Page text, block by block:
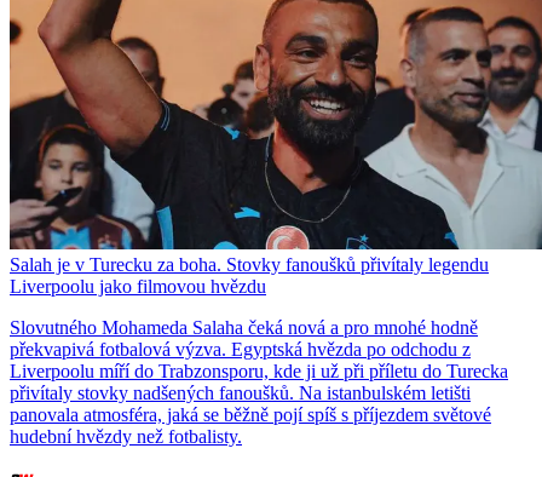
Salah je v Turecku za boha. Stovky fanoušků přivítaly legendu
Liverpoolu jako filmovou hvězdu
Slovutného Mohameda Salaha čeká nová a pro mnohé hodně
překvapivá fotbalová výzva. Egyptská hvězda po odchodu z
Liverpoolu míří do Trabzonsporu, kde ji už při příletu do Turecka
přivítaly stovky nadšených fanoušků. Na istanbulském letišti
panovala atmosféra, jaká se běžně pojí spíš s příjezdem světové
hudební hvězdy než fotbalisty.